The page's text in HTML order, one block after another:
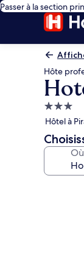
Passer à la section
Hôte
3.0
Hôtel à